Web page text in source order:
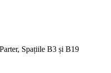
Spațiile B3 și B19